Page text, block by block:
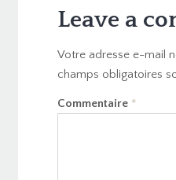
Leave a
Votre adresse e-mail
champs obligatoires
Commentaire *